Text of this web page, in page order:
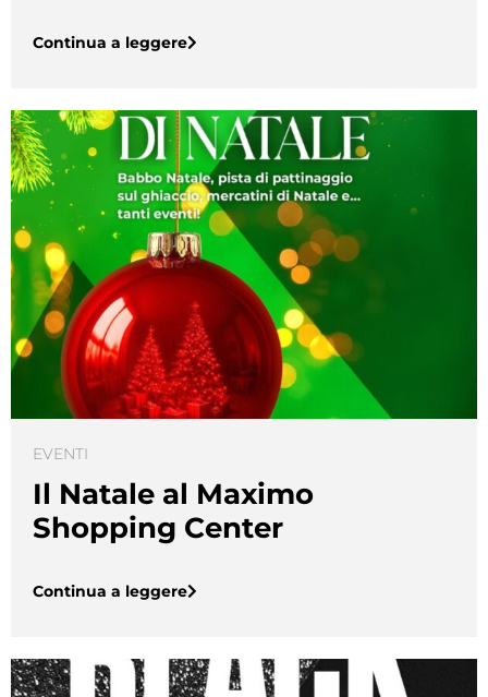
Continua a leggere
EVENTI
Il Natale al Maximo
Shopping Center
Continua a leggere